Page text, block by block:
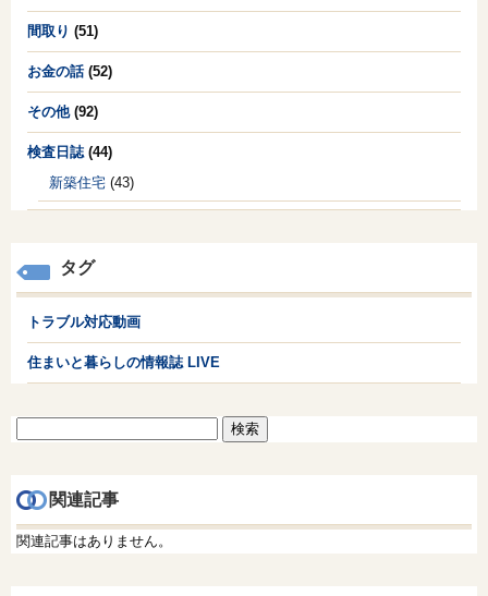
間取り (51)
お金の話(52)
その他(92)
検査日誌 (44)
新築住宅 (43)
タグ
トラブル対応動画
住まいと暮らしの情報誌 LIVE
索:
関連記事
関連記事はありません。